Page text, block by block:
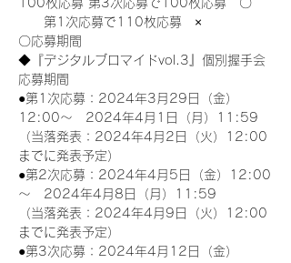
100枚応募 第3次応募で100枚応募　〇
第1次応募で110枚応募　×
〇応募期間
◆『デジタルブロマイドvol.3』個別握手会
応募期間
●第1次応募：2024年3月29日（金）
12:00～　2024年4月1日（月）11:59
（当落発表：2024年4月2日（火）12:00
までに発表予定）
●第2次応募：2024年4月5日（金）12:00
～　2024年4月8日（月）11:59
（当落発表：2024年4月9日（火）12:00
までに発表予定）
●第3次応募：2024年4月12日（金）